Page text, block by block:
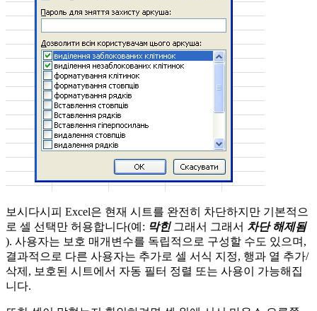
보시다시피 Excel은 현재 시트를 완전히 차단하지만 기본적으
로 셀 선택만 허용합니다(예: 막힌 그래서 그래서 차단 해제됨
). 사용자는 보호 매개변수를 독립적으로 구성할 수도 있으며,
결과적으로 다른 사용자는 추가로 셀 서식 지정, 행과 열 추가/
삭제, 보호된 시트에서 자동 필터 정렬 또는 사용이 가능해집
니다.